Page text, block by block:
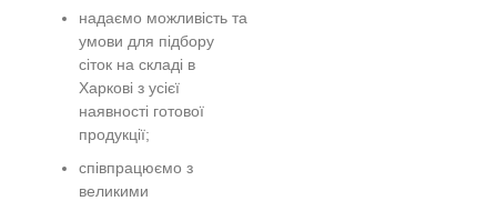
надаємо можливість та
умови для підбору
сіток на складі в
Харкові з усієї
наявності готової
продукції;
співпрацюємо з
великими